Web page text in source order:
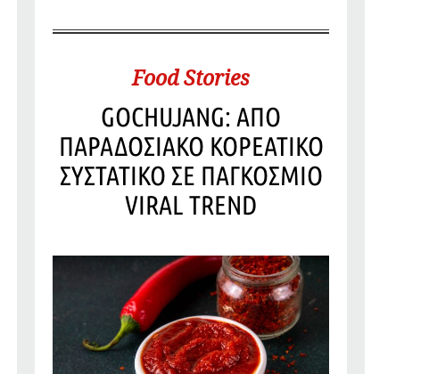
Food Stories
GOCHUJANG: ΑΠΟ
ΠΑΡΑΔΟΣΙΑΚΟ ΚΟΡΕΑΤΙΚΟ
ΣΥΣΤΑΤΙΚΟ ΣΕ ΠΑΓΚΟΣΜΙΟ
VIRAL TREND